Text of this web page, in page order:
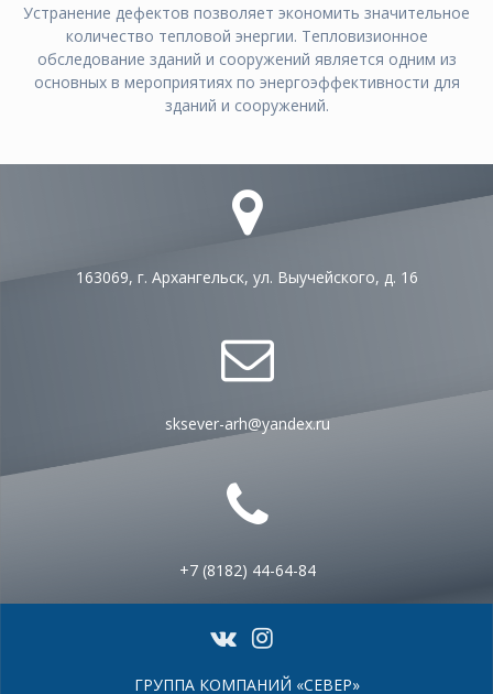
Устранение дефектов позволяет экономить значительное
количество тепловой энергии. Тепловизионное
обследование зданий и сооружений является одним из
основных в мероприятиях по энергоэффективности для
зданий и сооружений.
163069, г. Архангельск, ул. Выучейского, д. 16
sksever-arh@yandex.ru
+7 (8182) 44-64-84
ГРУППА КОМПАНИЙ «СЕВЕР»